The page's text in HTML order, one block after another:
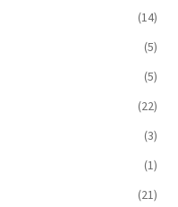
(14)
(5)
(5)
(22)
(3)
(1)
(21)